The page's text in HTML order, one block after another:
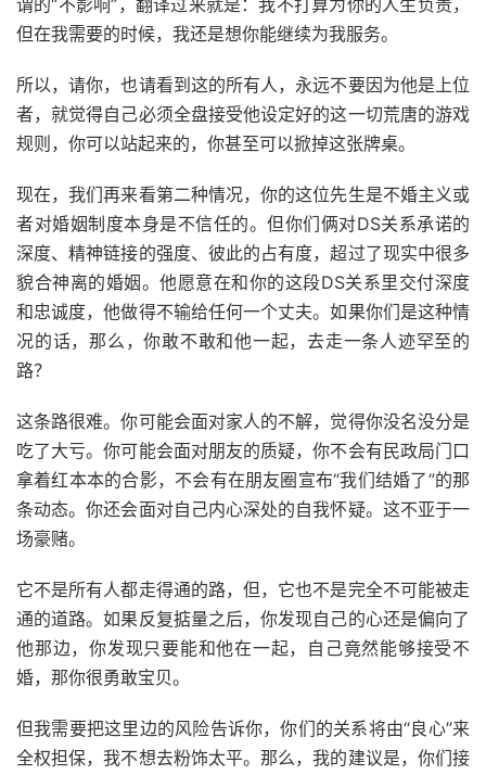
谓的“不影响”，翻译过来就是：我不打算为你的人生负责，
但在我需要的时候，我还是想你能继续为我服务。
所以，请你，也请看到这的所有人，永远不要因为他是上位
者，就觉得自己必须全盘接受他设定好的这一切荒唐的游戏
规则，你可以站起来的，你甚至可以掀掉这张牌桌。
现在，我们再来看第二种情况，你的这位先生是不婚主义或
者对婚姻制度本身是不信任的。但你们俩对DS关系承诺的
深度、精神链接的强度、彼此的占有度，超过了现实中很多
貌合神离的婚姻。他愿意在和你的这段DS关系里交付深度
和忠诚度，他做得不输给任何一个丈夫。如果你们是这种情
况的话，那么，你敢不敢和他一起，去走一条人迹罕至的
路？
这条路很难。你可能会面对家人的不解，觉得你没名没分是
吃了大亏。你可能会面对朋友的质疑，你不会有民政局门口
拿着红本本的合影，不会有在朋友圈宣布“我们结婚了”的那
条动态。你还会面对自己内心深处的自我怀疑。这不亚于一
场豪赌。
它不是所有人都走得通的路，但，它也不是完全不可能被走
通的道路。如果反复掂量之后，你发现自己的心还是偏向了
他那边，你发现只要能和他在一起，自己竟然能够接受不
婚，那你很勇敢宝贝。
但我需要把这里边的风险告诉你，你们的关系将由“良心”来
全权担保，我不想去粉饰太平。那么，我的建议是，你们接